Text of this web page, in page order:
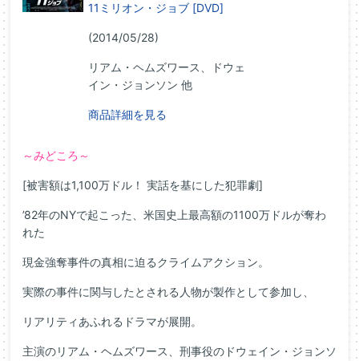
11ミリオン・ジョブ [DVD]
(2014/05/28)
リアム・ヘムズワース、ドウェ
イン・ジョンソン 他
商品詳細を見る
～みどころ～
[被害額は1,100万ドル！ 実話を基にした犯罪劇]
’82年のNYで起こった、米国史上最高額の1100万ドルが奪わ
れた
現金強奪事件の真相に迫るクライムアクション。
実際の事件に関与したとされる人物が製作として参加し、
リアリティあふれるドラマが展開。
主演のリアム・ヘムズワース、刑事役のドウェイン・ジョンソ